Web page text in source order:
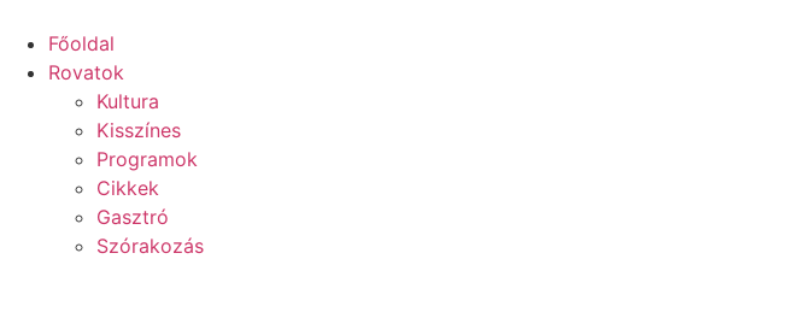
Főoldal
Rovatok
Kultura
Kisszínes
Programok
Cikkek
Gasztró
Szórakozás